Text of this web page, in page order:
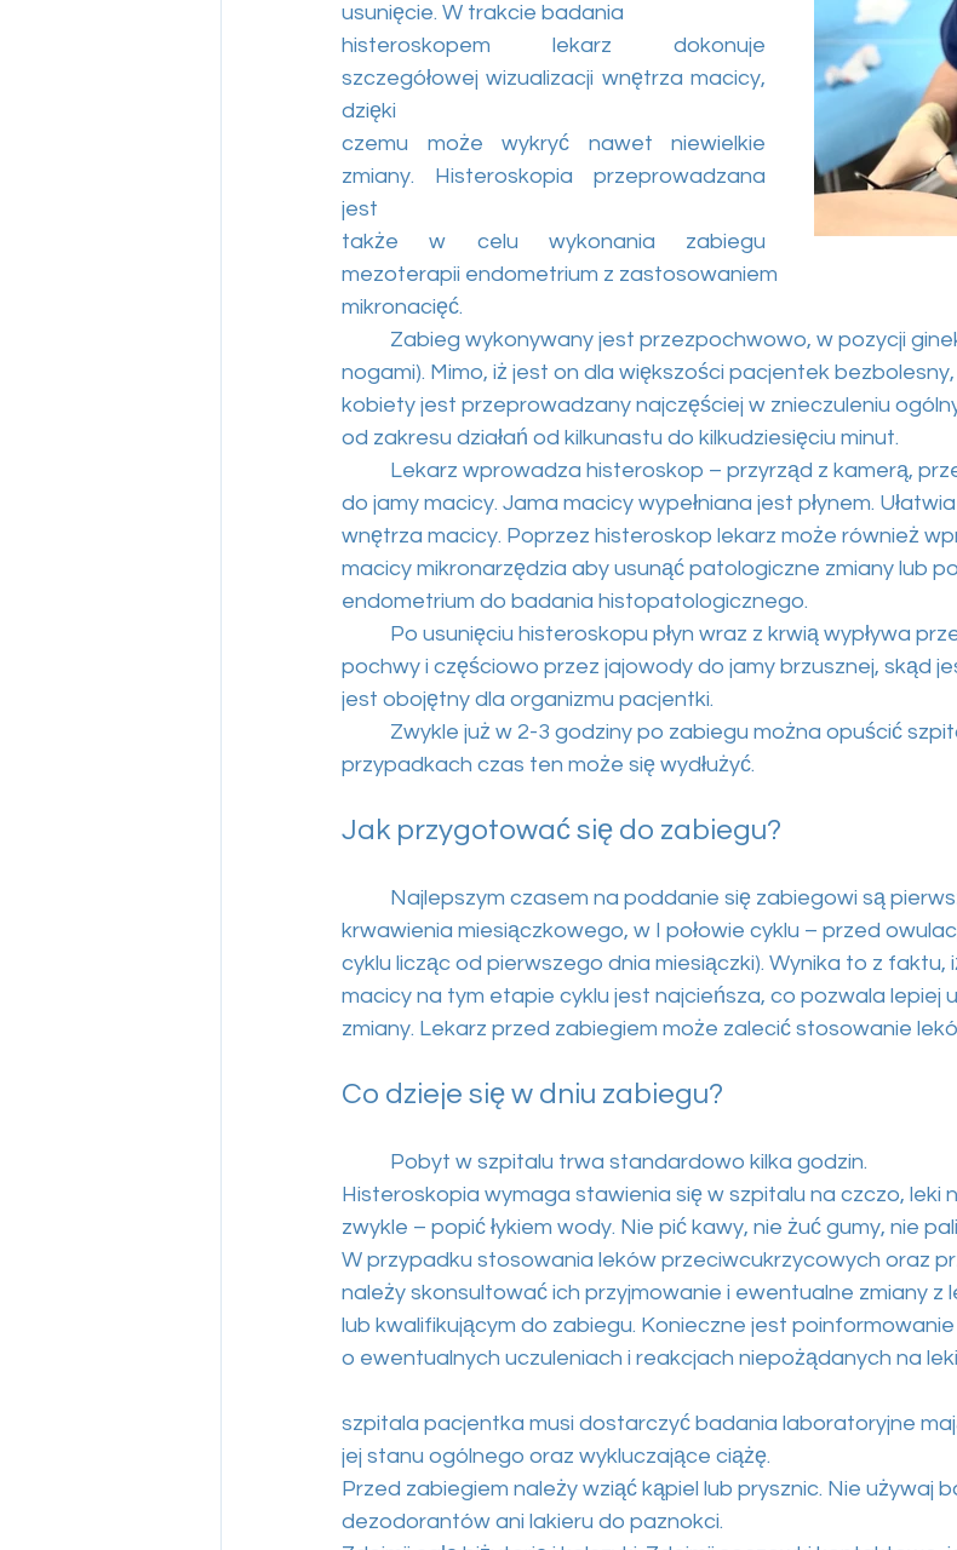
usunięcie. W trakcie badania
histeroskopem lekarz dokonuje
szczegółowej wizualizacji wnętrza macicy,
dzięki
czemu może wykryć nawet niewielkie
zmiany. Histeroskopia przeprowadzana
jest
także w celu wykonania zabiegu
mezoterapii endometrium z zastosowaniem
mikronacięć.
Zabieg wykonywany jest przezpochwowo, w pozycji
nogami). Mimo, iż jest on dla większości pacjentek
kobiety jest przeprowadzany najczęściej w znieczuleniu
od zakresu działań od kilkunastu do kilkudziesięciu minut.
Lekarz wprowadza histeroskop – przyrząd z kamerą,
do jamy macicy. Jama macicy wypełniana jest płynem.
wnętrza macicy. Poprzez histeroskop lekarz może również
macicy mikronarzędzia aby usunąć patologiczne zmiany lub
endometrium do badania histopatologicznego.
Po usunięciu histeroskopu płyn wraz z krwią wypływa
pochwy i częściowo przez jajowody do jamy brzusznej, skąd
jest obojętny dla organizmu pacjentki.
Zwykle już w 2-3 godziny po zabiegu można opuścić
przypadkach czas ten może się wydłużyć.
Jak przygotować się do zabiegu?
Najlepszym czasem na poddanie się zabiegowi są
krwawienia miesiączkowego, w I połowie cyklu – przed
cyklu licząc od pierwszego dnia miesiączki). Wynika to z faktu,
macicy na tym etapie cyklu jest najcieńsza, co pozwala lepiej
zmiany. Lekarz przed zabiegiem może zalecić stosowanie
Co dzieje się w dniu zabiegu?
	Pobyt w szpitalu trwa standardowo kilka godzin.
Histeroskopia wymaga stawienia się w szpitalu na czczo, leki
zwykle – popić łykiem wody. Nie pić kawy, nie żuć gumy, nie
W przypadku stosowania leków przeciwcukrzycowych oraz
należy skonsultować ich przyjmowanie i ewentualne zmiany z
lub kwalifikującym do zabiegu. Konieczne jest
o ewentualnych uczuleniach i reakcjach niepożądanych na
szpitala pacjentka musi dostarczyć badania laboratoryjne
jej stanu ogólnego oraz wykluczające ciążę.
Przed zabiegiem należy wziąć kąpiel lub prysznic. Nie używaj
dezodorantów ani lakieru do paznokci.